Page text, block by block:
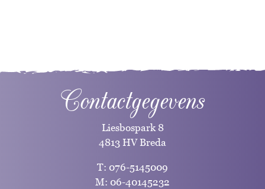
Contactgegevens
Liesbospark 8
4813 HV Breda
T: 076-5145009
M: 06-40145232